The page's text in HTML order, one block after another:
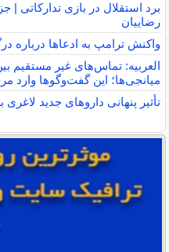
برد استقلال در بازی تدارکاتی
رضاییان
واکنش ترامپ به ادعاها
العربیه: تماس‌های غیر مستقیم
میانجی‌ها؛ این گفت‌و‌گو‌ها وارد
تأثیر پنهانی داروهای جدید